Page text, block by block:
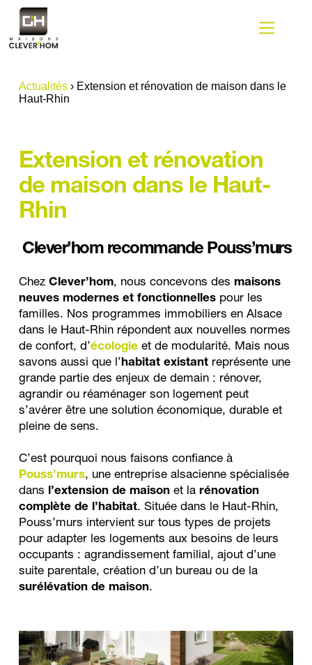
Passer
contenu
Actualités› Extension et rénovation de maison dans le
Haut-Rhin
Extension et rénovation
de maison dans le Haut-
Rhin
Clever’hom recommande Pouss’murs
Chez Clever’hom, nous concevons des maisons
neuves modernes et fonctionnelles pour les
familles. Nos programmes immobiliers en Alsace
dans le Haut-Rhin répondent aux nouvelles normes
de confort, d’écologie et de modularité. Mais nous
savons aussi que l’habitat existant représente une
grande partie des enjeux de demain : rénover,
agrandir ou réaménager son logement peut
s’avérer être une solution économique, durable et
pleine de sens.
C’est pourquoi nous faisons confiance à
Pouss’murs, une entreprise alsacienne spécialisée
dans l’extension de maison et la rénovation
complète de l’habitat. Située dans le Haut-Rhin,
Pouss’murs intervient sur tous types de projets
pour adapter les logements aux besoins de leurs
occupants : agrandissement familial, ajout d’une
suite parentale, création d’un bureau ou de la
surélévation de maison.